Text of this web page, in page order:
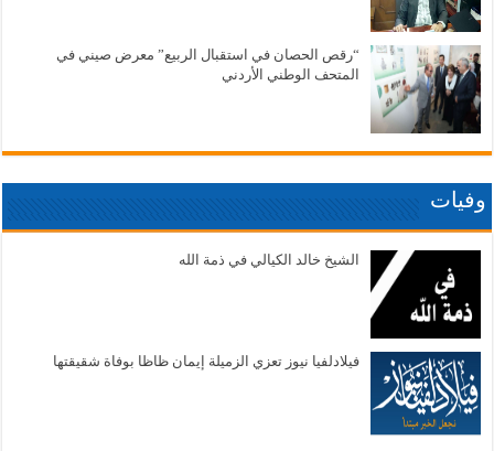
“رقص الحصان في استقبال الربيع” معرض صيني في
المتحف الوطني الأردني
وفيات
الشيخ خالد الكيالي في ذمة الله
فيلادلفيا نيوز تعزي الزميلة إيمان ظاظا بوفاة شقيقتها